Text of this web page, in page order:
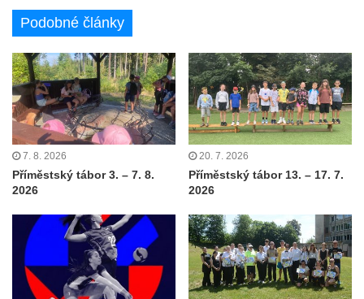
Podobné články
7. 8. 2026
Příměstský tábor 3. – 7. 8.
2026
20. 7. 2026
Příměstský tábor 13. – 17. 7.
2026